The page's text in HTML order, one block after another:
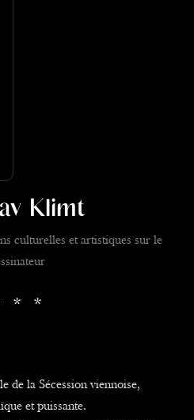
Klimt
culturelles et artistiques sur le
* *
de la Sécession viennoise,
et puissante.